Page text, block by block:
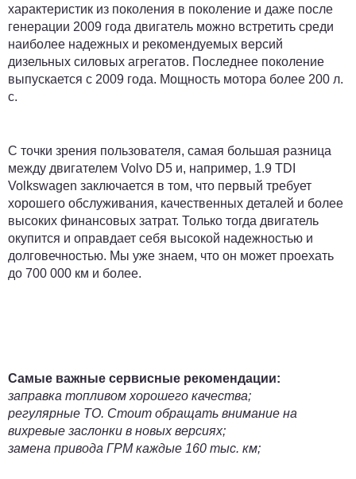
характеристик из поколения в поколение и даже после
генерации 2009 года двигатель можно встретить среди
наиболее надежных и рекомендуемых версий
дизельных силовых агрегатов. Последнее поколение
выпускается с 2009 года. Мощность мотора более 200 л.
с.
С точки зрения пользователя, самая большая разница
между двигателем Volvo D5 и, например, 1.9 TDI
Volkswagen заключается в том, что первый требует
хорошего обслуживания, качественных деталей и более
высоких финансовых затрат. Только тогда двигатель
окупится и оправдает себя высокой надежностью и
долговечностью. Мы уже знаем, что он может проехать
до 700 000 км и более.
Самые важные сервисные рекомендации:
заправка топливом хорошего качества;
регулярные ТО. Стоит обращать внимание на
вихревые заслонки в новых версиях;
замена привода ГРМ каждые 160 тыс. км;